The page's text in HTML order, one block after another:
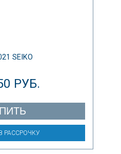
SEIKO
РУБ.
РАССРОЧКУ